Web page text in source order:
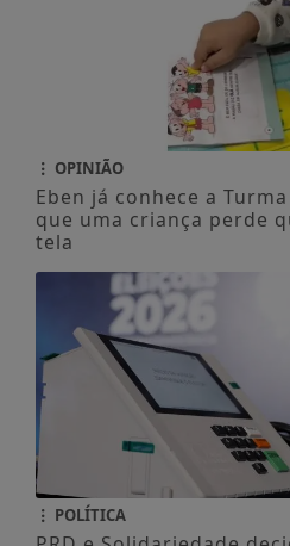
OPINIÃO
Eben já conhece a
que uma criança perde
tela
POLÍTICA